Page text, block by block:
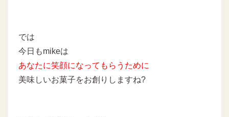
では
今日もmikeは
あなたに笑顔になってもらうために
美味しいお菓子をお創りしますね?